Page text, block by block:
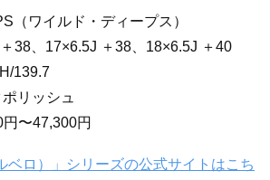
（ワイルド・ディープス）
38、17×6.5J ＋38、18×6.5J ＋40
139.7
リッシュ
〜47,300円
ベロ）」シリーズの公式サイトはこち